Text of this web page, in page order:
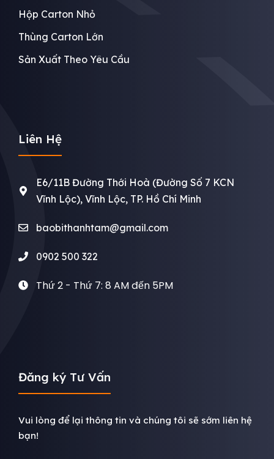
Hộp Carton Nhỏ
Thùng Carton Lớn
Sản Xuất Theo Yêu Cầu
Liên Hệ
E6/11B Đường Thới Hoà (Đường Số 7 KCN
Vĩnh Lộc), Vĩnh Lộc, TP. Hồ Chí Minh
baobithanhtam@gmail.com
0902 500 322
Thứ 2 - Thứ 7: 8 AM đến 5PM
Đăng ký Tư Vấn
Vui lòng để lại thông tin và chúng tôi sẽ sớm liên hệ
bạn!